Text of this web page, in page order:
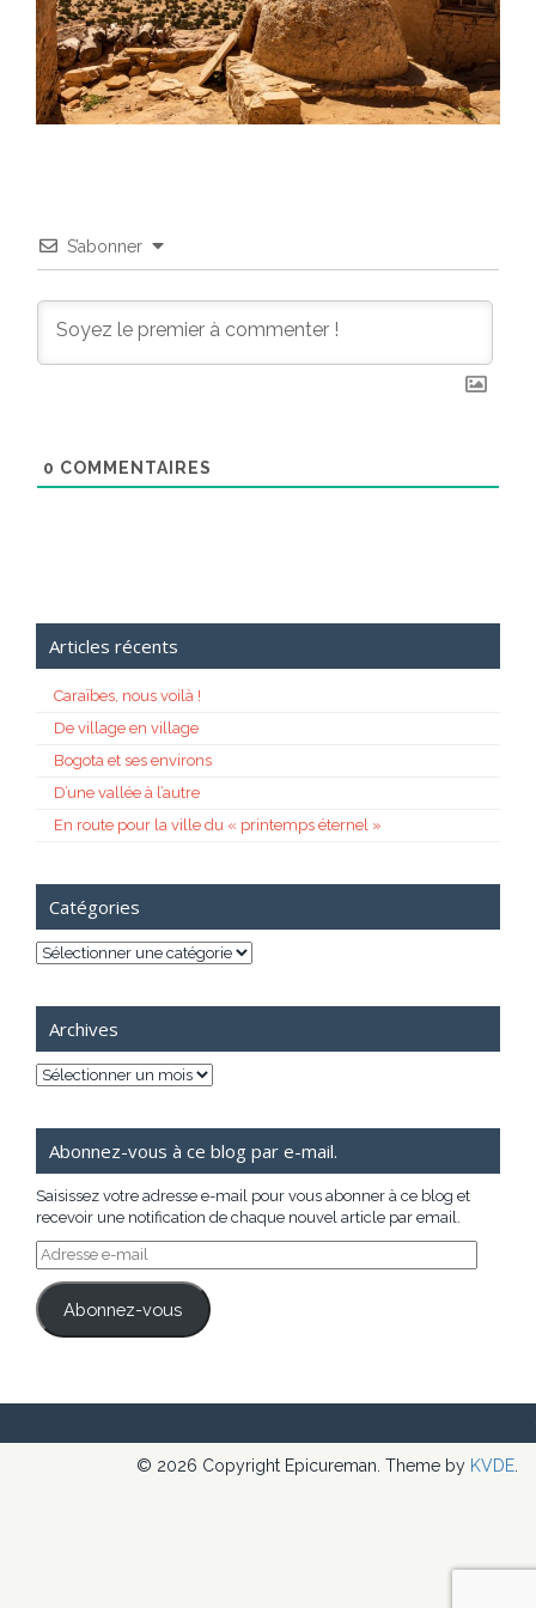
S’abonner
0 COMMENTAIRES
Articles récents
Caraïbes, nous voilà !
De village en village
Bogota et ses environs
D’une vallée à l’autre
En route pour la ville du « printemps éternel »
Catégories
Catégories
Archives
Archives
Abonnez-vous à ce blog par e-mail.
Saisissez votre adresse e-mail pour vous abonner à ce blog et
recevoir une notification de chaque nouvel article par email.
Adresse
e-
mail
Abonnez-vous
© 2026 Copyright Epicureman. Theme by KVDE.